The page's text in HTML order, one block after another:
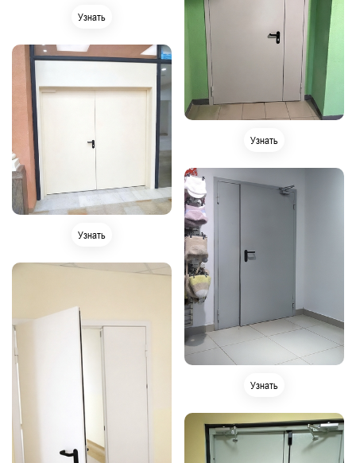
Узнать
Узнать
Узнать
Узнать